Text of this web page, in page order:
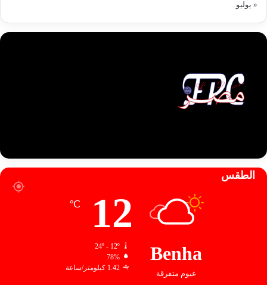
« يوليو
الطقس
Benha
غيوم متفرقة
12
℃
24º - 12º
78%
1.42 كيلومتر/ساعة